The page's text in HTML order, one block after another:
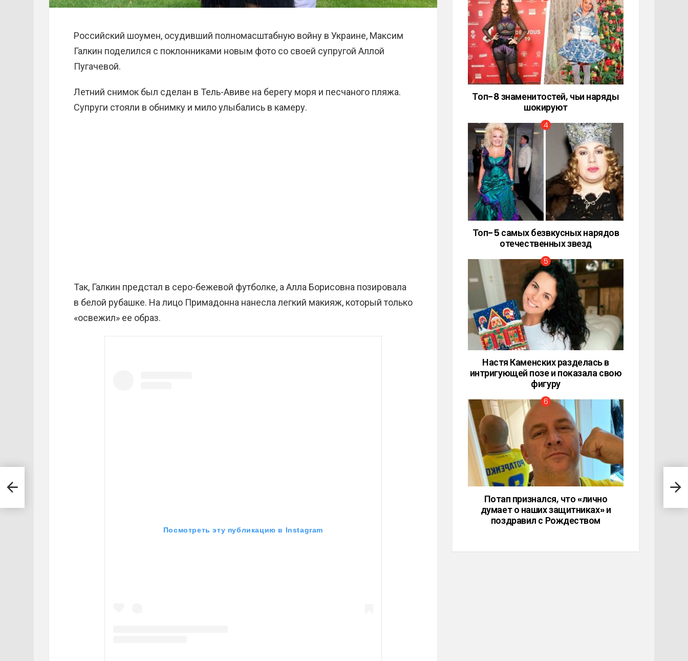
Российский шоумен, осудивший полномасштабную войну в Украине, Максим
Галкин поделился с поклонниками новым фото со своей супругой Аллой
Пугачевой.
Летний снимок был сделан в Тель-Авиве на берегу моря и песчаного пляжа.
Супруги стояли в обнимку и мило улыбались в камеру.
Так, Галкин предстал в серо-бежевой футболке, а Алла Борисовна позировала
в белой рубашке. На лицо Примадонна нанесла легкий макияж, который только
«освежил» ее образ.
Посмотреть эту публикацию в Instagram
для
Топ-8 знаменитостей, чьи наряды
шокируют
Топ-5 самых безвкусных нарядов
отечественных звезд
Настя Каменских разделась в
интригующей позе и показала свою
фигуру
Потап признался, что «лично
думает о наших защитниках» и
поздравил с Рождеством